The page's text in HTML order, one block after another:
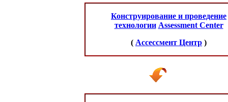
Конструирование и проведение
технологии Assessment Center
( Ассессмент Центр )